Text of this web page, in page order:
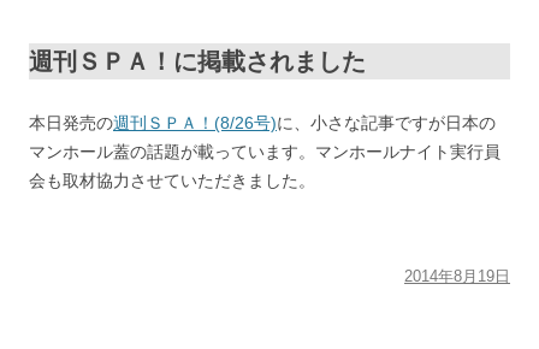
週刊ＳＰＡ！に掲載されました
本日発売の週刊ＳＰＡ！(8/26号)に、小さな記事ですが日本の
マンホール蓋の話題が載っています。マンホールナイト実行員
会も取材協力させていただきました。
2014年8月19日